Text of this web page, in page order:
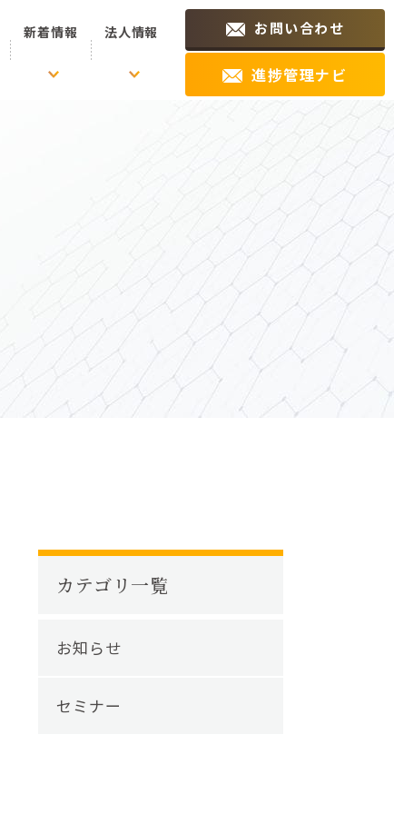
新着情報 法人情報 お問い合わせ
進捗管理ナビ
カテゴリ一覧
お知らせ
セミナー